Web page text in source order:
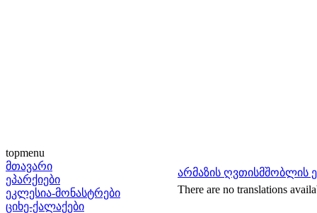
topmenu
მთავარი
ეპარქიები
ეკლესია-მონასტრები
ციხე-ქალაქები
არმაზის
There are no translations